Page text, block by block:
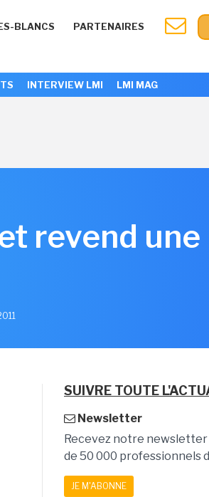
BLANCS PARTENAIRES
INTERVIEW LMI LMI MAG
revend une
SUIVRE TOUTE
Newsletter
Recevez notre newsletter
de 50 000 professionnels
JE M'ABONNE